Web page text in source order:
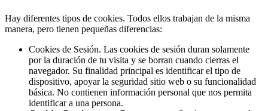
Hay diferentes tipos de cookies. Todos ellos trabajan de la misma
manera, pero tienen pequeñas diferencias:
Cookies de Sesión. Las cookies de sesión duran solamente
por la duración de tu visita y se borran cuando cierras el
navegador. Su finalidad principal es identificar el tipo de
dispositivo, apoyar la seguridad sitio web o su funcionalidad
básica. No contienen información personal que nos permita
identificar a una persona.